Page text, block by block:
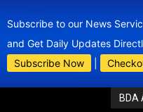
Subscribe to our News
and Get Daily Updates
Subscribe Now
BDA